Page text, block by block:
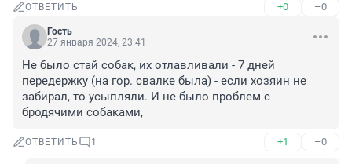
ОТВЕТИТЬ +0 –0
Гость
27 января 2024, 23:41
Не было стай собак, их отлавливали - 7 дней
передержку (на гор. свалке была) - если хозяин не
забирал, то усыпляли. И не было проблем с
бродячими собаками,
ОТВЕТИТЬ 1 +1 –0